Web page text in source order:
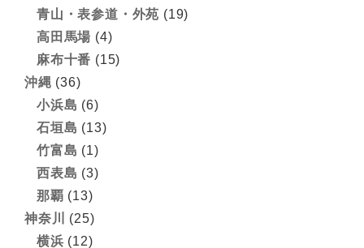
青山・表参道・外苑 (19)
高田馬場 (4)
麻布十番 (15)
沖縄 (36)
小浜島 (6)
石垣島 (13)
竹富島 (1)
西表島 (3)
那覇 (13)
神奈川
(25)
横浜 (12)